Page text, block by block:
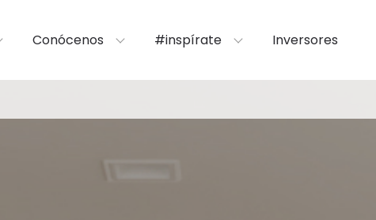
Conócenos #inspírate Inversores